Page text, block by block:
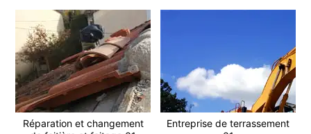
Réparation et changement
Entreprise de terrassement